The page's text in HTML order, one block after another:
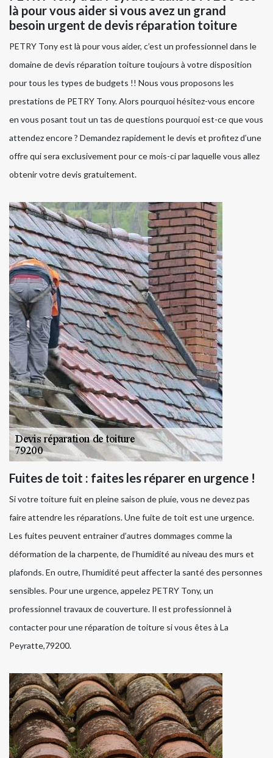
là pour vous aider si vous avez un grand
besoin urgent de devis réparation toiture
PETRY Tony est là pour vous aider, c’est un professionnel dans le
domaine de devis réparation toiture toujours à votre disposition
pour tous les types de budgets !! Nous vous proposons les
prestations de PETRY Tony. Alors pourquoi hésitez-vous encore
en vous posant tout un tas de questions pourquoi est-ce que vous
attendez encore ? Demandez rapidement le devis et profitez d’une
offre qui sera exclusivement pour ce mois-ci par laquelle vous allez
obtenir votre devis gratuitement.
Fuites de toit : faites les réparer en urgence !
Si votre toiture fuit en pleine saison de pluie, vous ne devez pas
faire attendre les réparations. Une fuite de toit est une urgence.
Les fuites peuvent entrainer d’autres dommages comme la
déformation de la charpente, de l’humidité au niveau des murs et
plafonds. En outre, l’humidité peut affecter la santé des personnes
sensibles. Pour une urgence, appelez PETRY Tony, un
professionnel travaux de couverture. Il est professionnel à
contacter pour une réparation de toiture si vous êtes à La
Peyratte,79200.